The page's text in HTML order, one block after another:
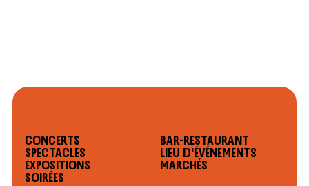
Concerts
Spectacles
Expositions
Soirées
Bar-restaurant
Lieu d'événements
Marchés